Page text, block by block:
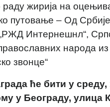
раду жирија на
путовање – Од
„РЖД Интернешнл“,
народа
звонце“
ће бити у
у Београду, улица